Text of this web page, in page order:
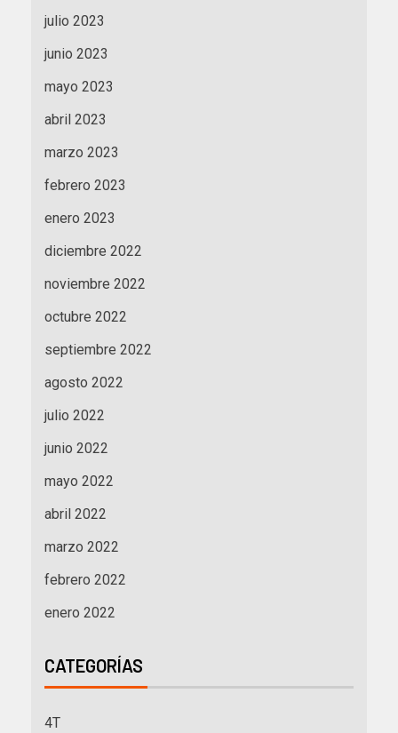
julio 2023
junio 2023
mayo 2023
abril 2023
marzo 2023
febrero 2023
enero 2023
diciembre 2022
noviembre 2022
octubre 2022
septiembre 2022
agosto 2022
julio 2022
junio 2022
mayo 2022
abril 2022
marzo 2022
febrero 2022
enero 2022
CATEGORÍAS
4T